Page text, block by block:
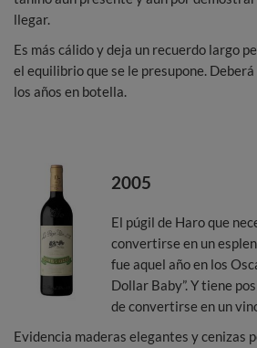
llegar.
Es más cálido y deja un recuerdo largo
el equilibrio que se le presupone.
los años en botella.
2005
El púgil de Haro que
convertirse en un
fue aquel año en los
Dollar Baby”. Y tiene
de convertirse en un
Evidencia maderas elegantes y cenizas